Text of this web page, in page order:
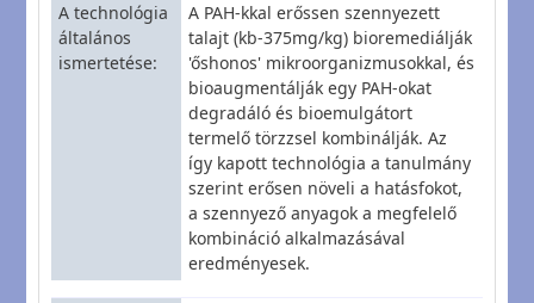
A technológia
általános
ismertetése
A PAH-kkal erőssen szennyezett
talajt (kb-375mg/kg) bioremediálják
'őshonos' mikroorganizmusokkal, és
bioaugmentálják egy PAH-okat
degradáló és bioemulgátort
termelő törzzsel kombinálják. Az
így kapott technológia a tanulmány
szerint erősen növeli a hatásfokot,
a szennyező anyagok a megfelelő
kombináció alkalmazásával
eredményesek.